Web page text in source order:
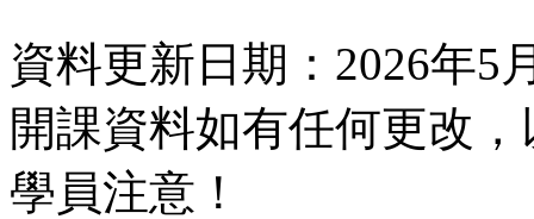
資料更新日期：2026年5
開課資料如有任何更改
學員注意！